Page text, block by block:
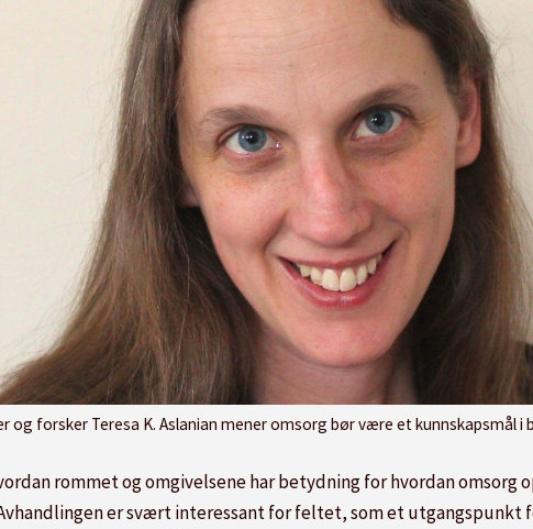
forsker Teresa K. Aslanian mener omsorg bør være et kunnskapsmål i
rommet og omgivelsene har betydning for hvordan omsorg
er svært interessant for feltet, som et utgangspunkt